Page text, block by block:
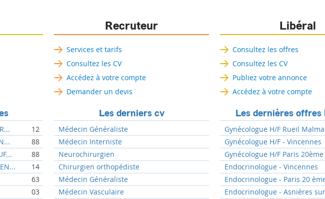
12
88
88
14
63
03
Recruteur
Services et tarifs
Consultez les CV
Accédez à votre compte
Demander un devis
Les derniers cv
Médecin Généraliste
Médecin Interniste
Neurochirurgien
Chirurgien orthopédiste
Médecin Généraliste
Médecin Vasculaire
Libéral
Consultez les offres
Consultez les CV
Publiez votre annonce
Accédez à votre compte
Les dernières offres
Gynécologue H/F Rueil
Gynécologue H/F - Vincennes
Gynécologue H/F Paris 20ème
Endocrinologue - Vincennes
Endocrinologue - Paris 20
Endocrinologue - Asnières